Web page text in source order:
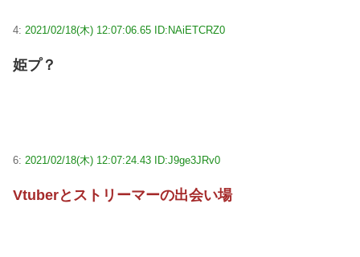
4: 2021/02/18(木) 12:07:06.65 ID:NAiETCRZ0
姫プ？
6: 2021/02/18(木) 12:07:24.43 ID:J9ge3JRv0
Vtuberとストリーマーの出会い場